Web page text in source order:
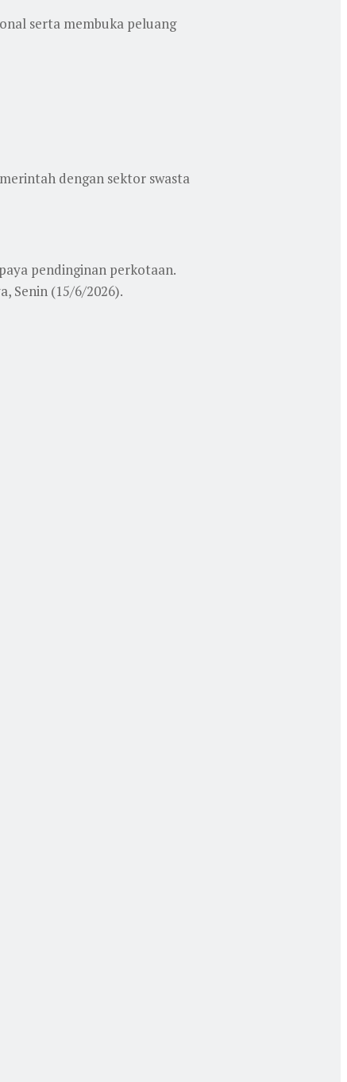
serta membuka peluang
dengan sektor swasta
pendinginan perkotaan.
Senin (15/6/2026).